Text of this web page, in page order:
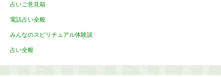
占いご意見箱
電話占い全般
みんなのスピリチュアル体験談
占い全般